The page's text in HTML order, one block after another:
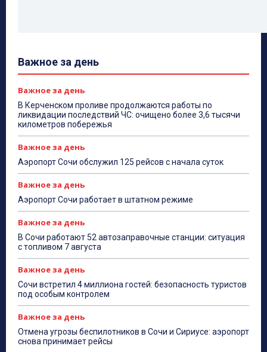
Важное за день
Важное за день
В Керченском проливе продолжаются работы по
ликвидации последствий ЧС: очищено более 3,6 тысячи
километров побережья
Важное за день
Аэропорт Сочи обслужил 125 рейсов с начала суток
Важное за день
Аэропорт Сочи работает в штатном режиме
Важное за день
В Сочи работают 52 автозаправочные станции: ситуация
с топливом 7 августа
Важное за день
Сочи встретил 4 миллиона гостей: безопасность туристов
под особым контролем
Важное за день
Отмена угрозы беспилотников в Сочи и Сириусе: аэропорт
снова принимает рейсы